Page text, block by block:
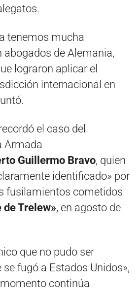
tenemos mucha
abogados de Alemania,
lograron aplicar el
internacional en
el caso del
Armada
Guillermo Bravo, quien
identificado» por
fusilamientos cometidos
de Trelew», en agosto de
que no pudo ser
fugó a Estados Unidos»,
continúa